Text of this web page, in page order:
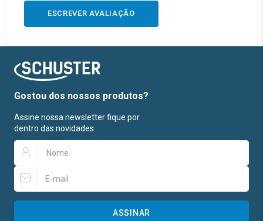
ESCREVER AVALIAÇÃO
Gostou dos nossos produtos?
Assine nossa newsletter fique por
dentro das novidades
ASSINAR